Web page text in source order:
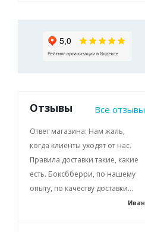
Отзывы Все отзывы
Ответ магазина: Нам жаль,
когда клиенты уходят от нас.
Правила доставки такие, какие
есть. Боксбберри, по нашему
опыту, по качеству доставки...
Иван